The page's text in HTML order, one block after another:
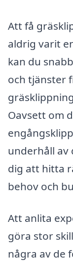
Att få
aldrig varit
kan du
och tjänster
Oavsett om
underhåll av
dig att hitta
behov och
Att anlita
göra stor
några av de